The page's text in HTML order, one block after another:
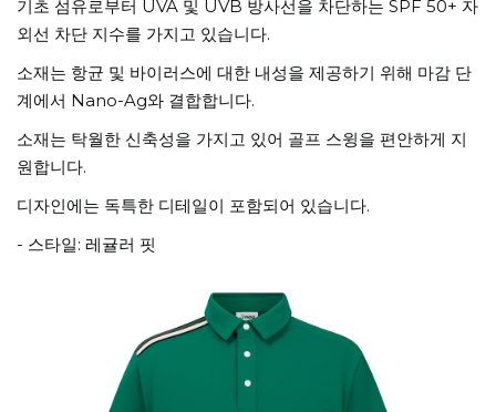
기초 섬유로부터 UVA 및 UVB 방사선을 차단하는 SPF 50+ 자
외선 차단 지수를 가지고 있습니다.
소재는 항균 및 바이러스에 대한 내성을 제공하기 위해 마감 단
계에서 Nano-Ag와 결합합니다.
소재는 탁월한 신축성을 가지고 있어 골프 스윙을 편안하게 지
원합니다.
디자인에는 독특한 디테일이 포함되어 있습니다.
- 스타일: 레귤러 핏